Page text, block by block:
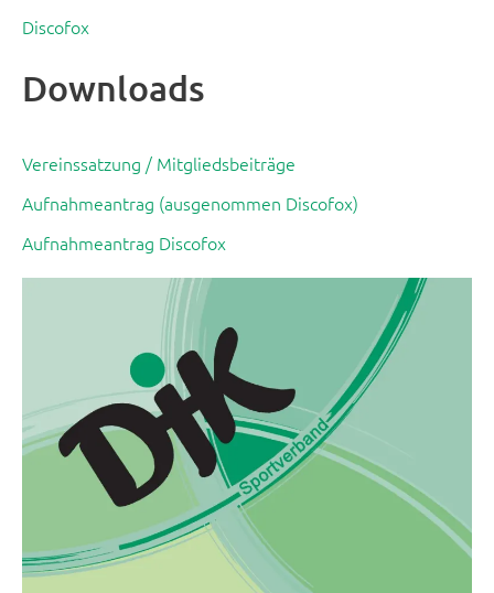
Discofox
Downloads
Vereinssatzung / Mitgliedsbeiträge
Aufnahmeantrag (ausgenommen Discofox)
Aufnahmeantrag Discofox